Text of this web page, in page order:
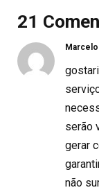
21
serão
gerar
não